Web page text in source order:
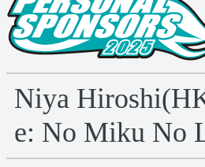
Niya
e: No Miku